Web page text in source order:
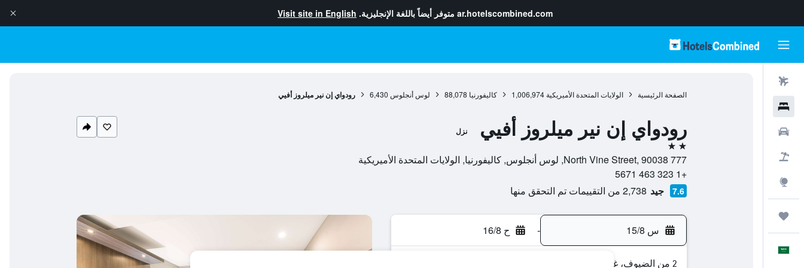
ar.hotelscombined.com متوفر أيضاً باللغة الإنجليزية. Visit site in English
الصفحة الرئيسية الولايات المتحدة الأميريكية 1,006,974 كاليفورنيا 88,078 لوس أنجلوس 6,430 رودواي إن نير ميلروز أفيي
رودواي إن نير ميلروز أفيي نزل
2 نجمتين
777 North Vine Street, 90038, لوس أنجلوس, كاليفورنيا, الولايات المتحدة الأميريكية
+1 323 463 5671
7.6 جيد 2,738 من التقييمات تم التحقق منها
س 15/8 - ح 16/8
2 من الضيوف، غرفة واحدة